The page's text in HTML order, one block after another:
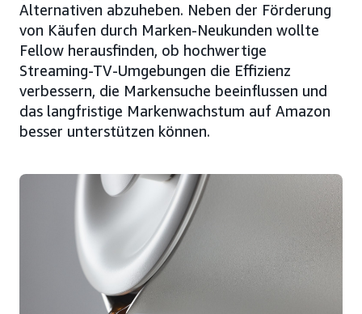
Alternativen abzuheben. Neben der Förderung
von Käufen durch Marken-Neukunden wollte
Fellow herausfinden, ob hochwertige
Streaming-TV-Umgebungen die Effizienz
verbessern, die Markensuche beeinflussen und
das langfristige Markenwachstum auf Amazon
besser unterstützen können.